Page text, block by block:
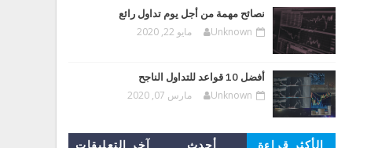
نصائح مهمة من أجل يوم تداول رائع
Unknown مايو 22, 2020
أفضل 10 قواعد للتداول الناجح
Unknown مارس 07, 2020
الأكثر قراءة
أحدث
آخر التعليقات